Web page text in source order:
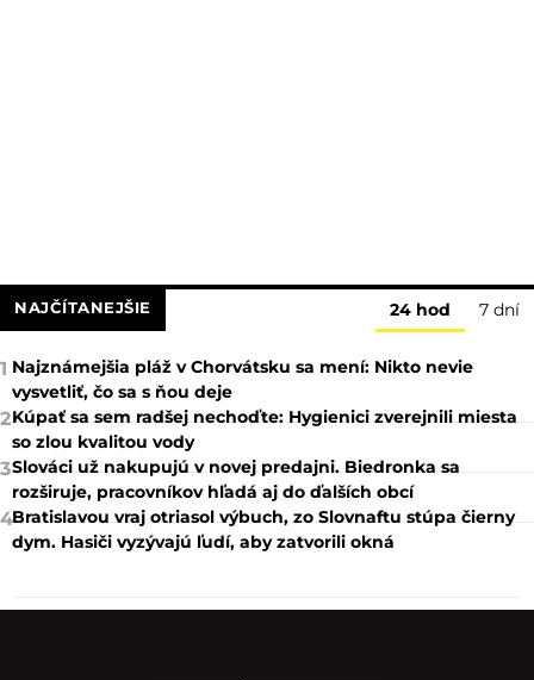
NAJČÍTANEJŠIE 24 hod 7 dní
1 Najznámejšia pláž v Chorvátsku sa mení: Nikto nevie
vysvetliť, čo sa s ňou deje
2Kúpať sa sem radšej nechoďte: Hygienici zverejnili miesta
so zlou kvalitou vody
3Slováci už nakupujú v novej predajni. Biedronka sa
rozširuje, pracovníkov hľadá aj do ďalších obcí
4Bratislavou vraj otriasol výbuch, zo Slovnaftu stúpa čierny
dym. Hasiči vyzývajú ľudí, aby zatvorili okná